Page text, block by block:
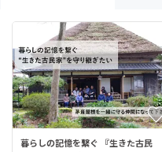
暮らしの記憶を繋ぐ 『生きた古民